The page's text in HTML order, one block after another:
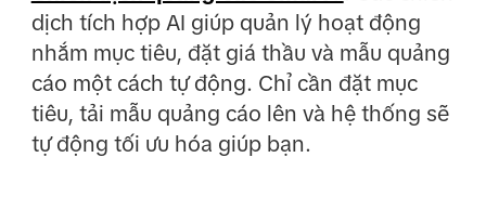
dịch tích hợp AI giúp quản lý hoạt động
nhắm mục tiêu, đặt giá thầu và mẫu quảng
cáo một cách tự động. Chỉ cần đặt mục
tiêu, tải mẫu quảng cáo lên và hệ thống sẽ
tự động tối ưu hóa giúp bạn.